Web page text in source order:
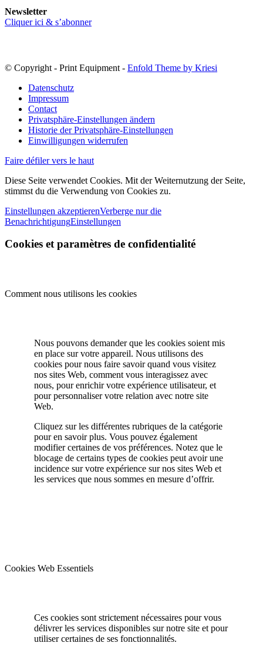
Newsletter
Cliquer ici & s’abonner
© Copyright - Print Equipment - Enfold Theme by Kriesi
Datenschutz
Impressum
Contact
Privatsphäre-Einstellungen ändern
Historie der Privatsphäre-Einstellungen
Einwilligungen widerrufen
Faire défiler vers le haut
Diese Seite verwendet Cookies. Mit der Weiternutzung der Seite,
stimmst du die Verwendung von Cookies zu.
Einstellungen akzeptierenVerberge nur die
BenachrichtigungEinstellungen
Cookies et paramètres de confidentialité
Comment nous utilisons les cookies
Nous pouvons demander que les cookies soient mis
en place sur votre appareil. Nous utilisons des
cookies pour nous faire savoir quand vous visitez
nos sites Web, comment vous interagissez avec
nous, pour enrichir votre expérience utilisateur, et
pour personnaliser votre relation avec notre site
Web.
Cliquez sur les différentes rubriques de la catégorie
pour en savoir plus. Vous pouvez également
modifier certaines de vos préférences. Notez que le
blocage de certains types de cookies peut avoir une
incidence sur votre expérience sur nos sites Web et
les services que nous sommes en mesure d’offrir.
Cookies Web Essentiels
Ces cookies sont strictement nécessaires pour vous
délivrer les services disponibles sur notre site et pour
utiliser certaines de ses fonctionnalités.